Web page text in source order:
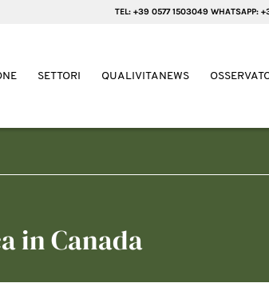
TEL: +39 0577 1503049 WHATSAPP:
SETTORI QUALIVITANEWS
in Canada